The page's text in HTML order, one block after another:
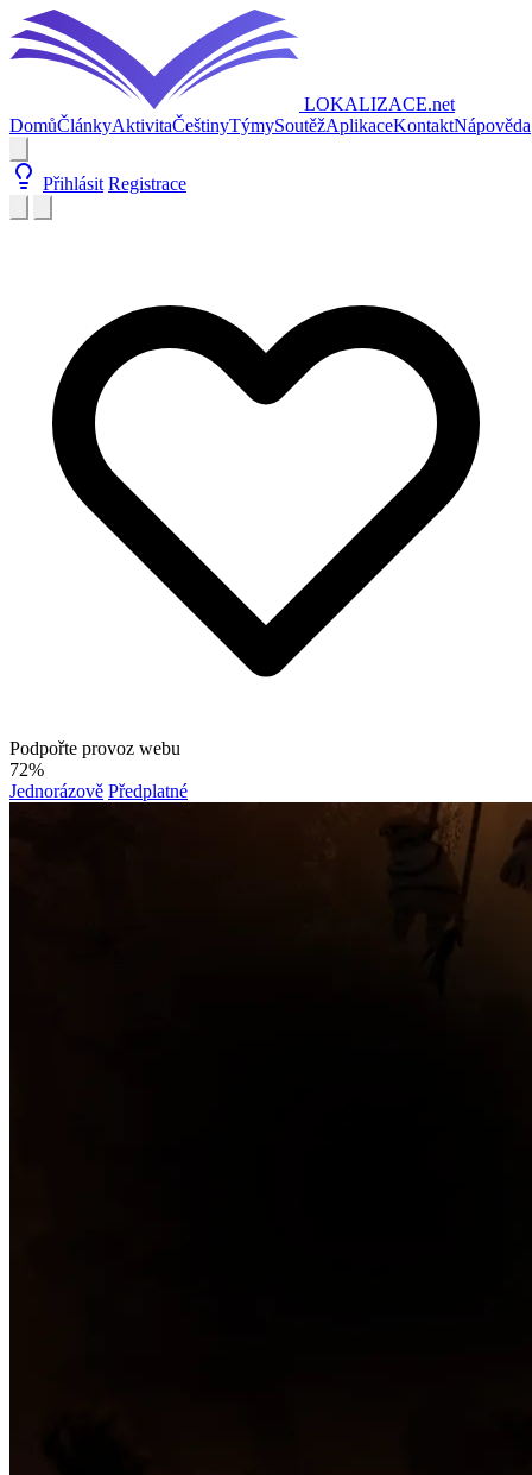
LOKALIZACE.net
DomůČlánkyAktivitaČeštinyTýmySoutěžAplikaceKontaktNápověda
Přihlásit Registrace
Podpořte provoz webu
72%
Jednorázově Předplatné